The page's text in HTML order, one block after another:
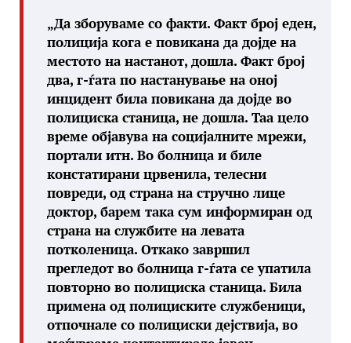
„Да зборуваме со факти. Факт број еден,
полиција кога е повикана да дојде на
местото на настанот, дошла. Факт број
два, г-ѓата по настанување на оној
инцидент била повикана да дојде во
полициска станица, не дошла. Таа цело
време објавува на социјалните мрежи,
портали итн. Во болница и биле
констатирани црвенила, телесни
повреди, од страна на стручно лице
доктор, барем така сум информиран од
страна на службите на левата
потколеница. Откако завршил
прегледот во болница г-ѓата се упатила
повторно во полициска станица. Била
примена од полициските службеници,
отпочнале со полициски дејствија, во